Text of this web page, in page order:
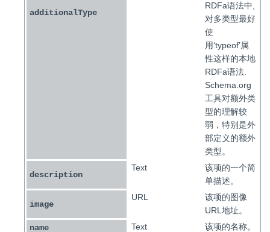
additionalType
RDFa语法中,
对多类型最好
使
用‘typeof’属
性这样的本地
RDFa语法.
Schema.org
工具对额外类
型的理解较
弱，特别是外
部定义的额外
类型。
description
Text
该项的一个简
单描述。
image
URL
该项的图像
URL地址。
name
Text 该项的名称。